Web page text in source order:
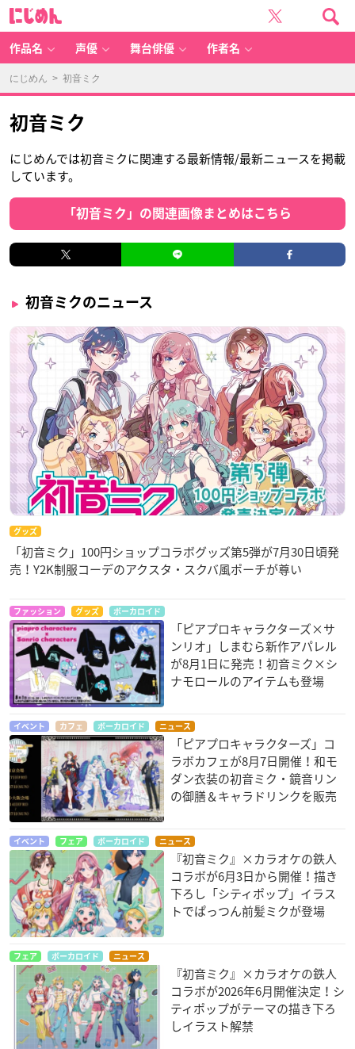
作品名 声優 舞台俳優 作者名
にじめん > 初音ミク
初音ミク
にじめんでは初音ミクに関連する最新情報/最新ニュースを掲載
しています。
「初音ミク」の関連画像まとめはこちら
初音ミクのニュース
グッズ
「初音ミク」100円ショップコラボグッズ第5弾が7月30日頃発
売！Y2K制服コーデのアクスタ・スクバ風ポーチが尊い
ファッション グッズ ボーカロイド
「ピアプロキャラクターズ×サ
ンリオ」しまむら新作アパレル
が8月1日に発売！初音ミク×シ
ナモロールのアイテムも登場
イベント カフェ ボーカロイド ニュース
「ピアプロキャラクターズ」コ
ラボカフェが8月7日開催！和モ
ダン衣装の初音ミク・鏡音リン
の御膳＆キャラドリンクを販売
イベント フェア ボーカロイド ニュース
『初音ミク』×カラオケの鉄人
コラボが6月3日から開催！描き
下ろし「シティポップ」イラス
トでぱっつん前髪ミクが登場
フェア ボーカロイド ニュース
『初音ミク』×カラオケの鉄人
コラボが2026年6月開催決定！シ
ティポップがテーマの描き下ろ
しイラスト解禁